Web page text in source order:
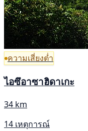
ความเสี่ยงต่ำ
ไอซึอาซาฮิดาเกะ
34 km
14 เหตุการณ์